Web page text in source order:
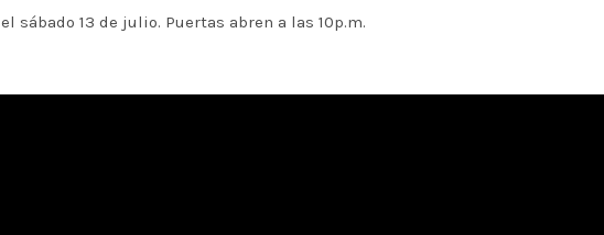
el sábado 13 de julio. Puertas abren a las 10p.m.